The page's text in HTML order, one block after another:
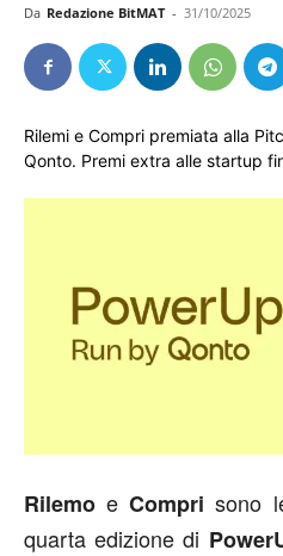
Da Redazione BitMAT - 31/10/2025
Rilemi e Compri premiata alla
Qonto. Premi extra alle startup
Rilemo eCompri sono
quarta edizione di